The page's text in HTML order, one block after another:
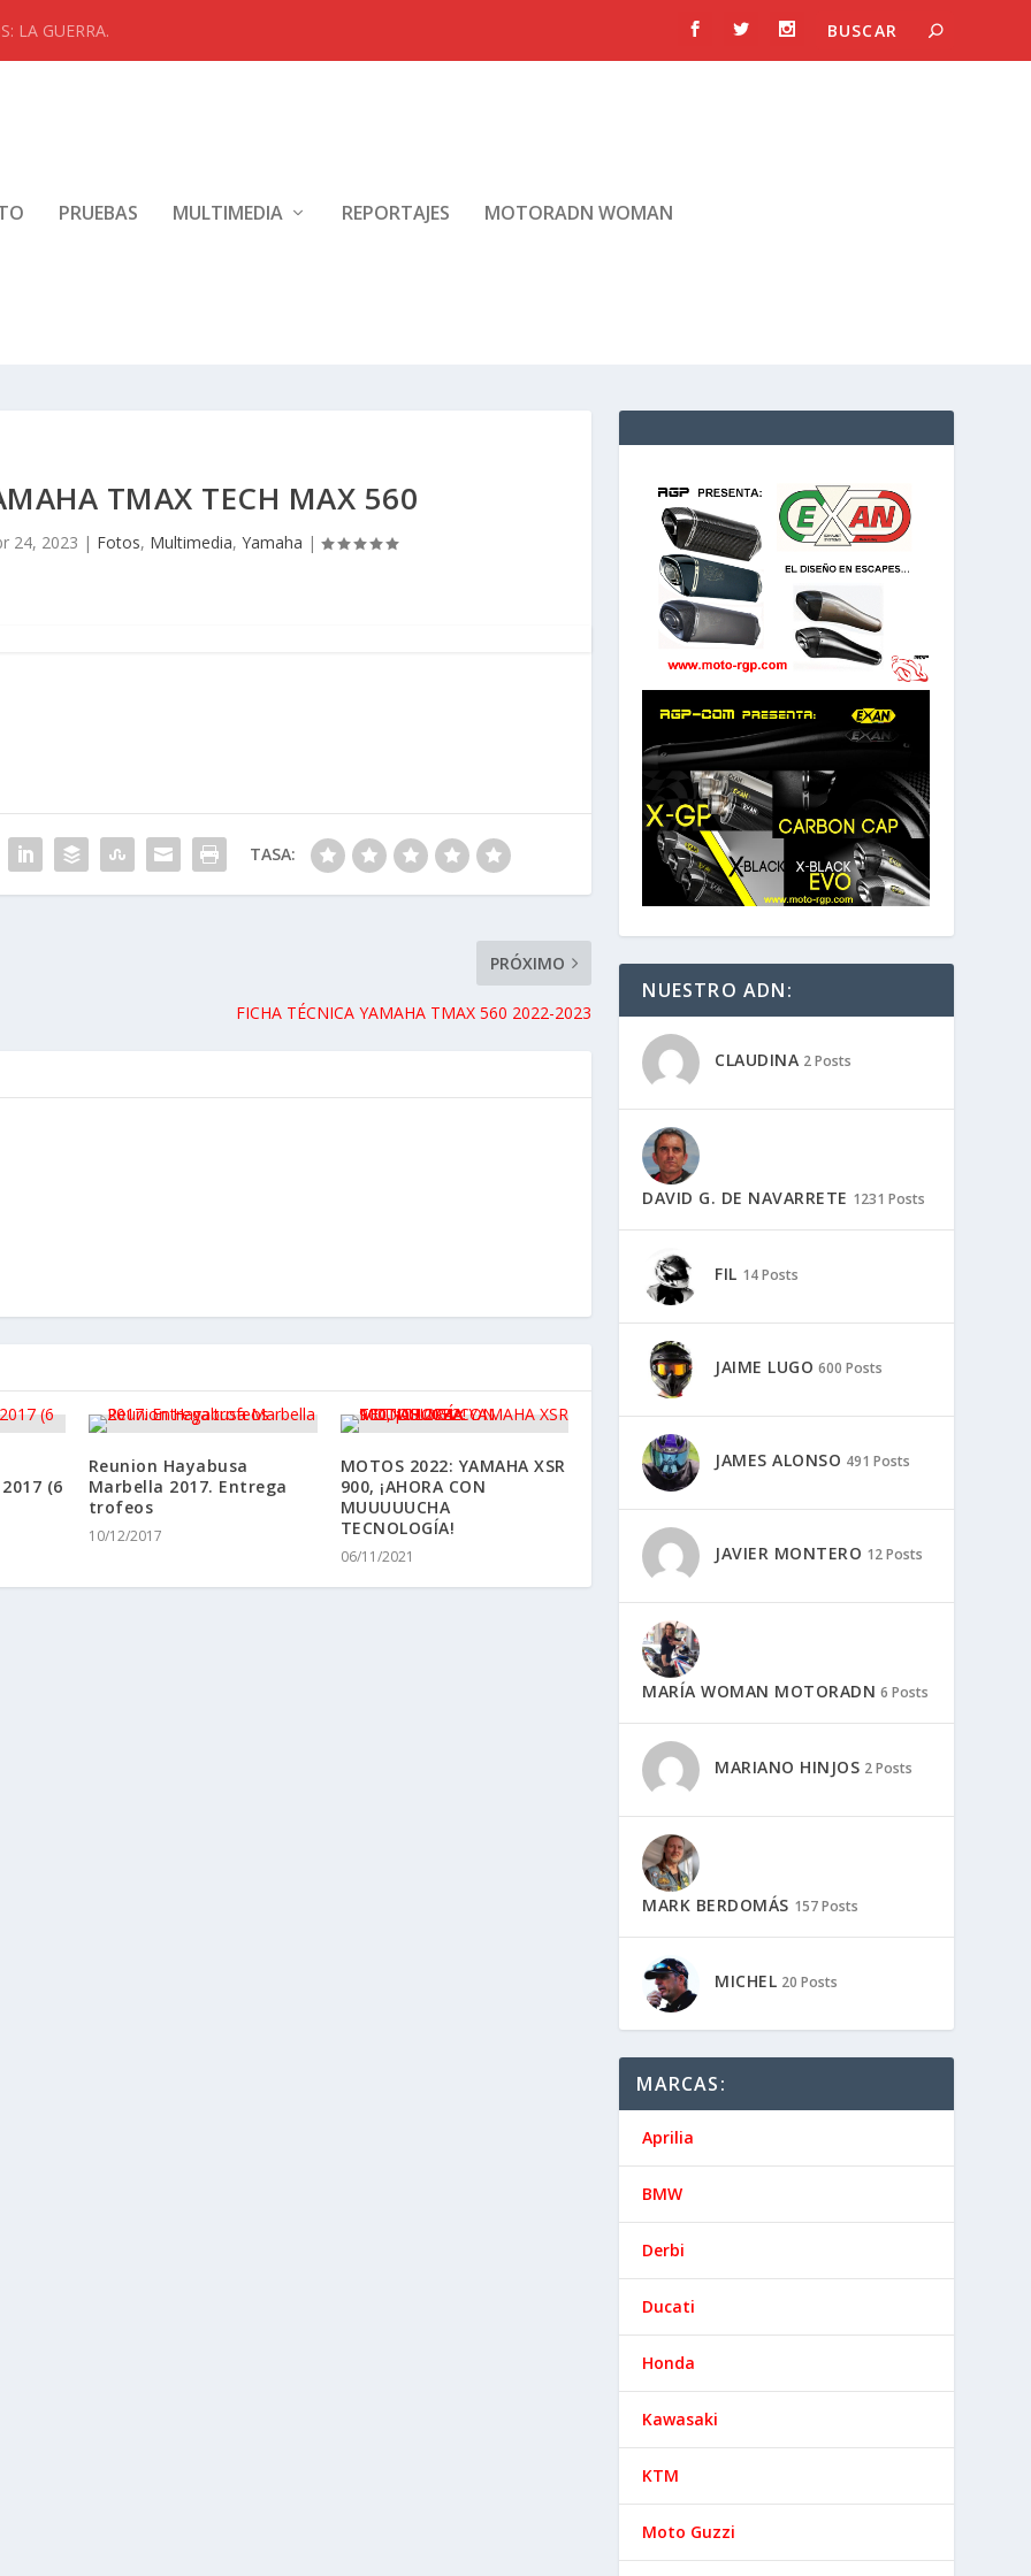
LA GUERRA.
PRUEBAS MULTIMEDIA REPORTAJES MOTORADN WOMAN
TMAX TECH MAX 560
24, 2023 | Fotos, Multimedia,Yamaha |
TASA:
PRÓXIMO
FICHA TÉCNICA YAMAHA TMAX 560 2022-2023
(6
Reunion Hayabusa
Marbella 2017. Entrega
trofeos
10/12/2017
MOTOS 2022: YAMAHA XSR
900, ¡AHORA CON
MUUUUUCHA
TECNOLOGÍA!
06/11/2021
NUESTRO ADN:
CLAUDINA 2 Posts
DAVID G. DE NAVARRETE 1231 Posts
FIL 14 Posts
JAIME LUGO 600 Posts
JAMES ALONSO 491 Posts
JAVIER MONTERO 12 Posts
MARÍA WOMAN MOTORADN 6 Posts
MARIANO HINJOS 2 Posts
MARK BERDOMÁS 157 Posts
MICHEL 20 Posts
MARCAS:
Aprilia
BMW
Derbi
Ducati
Honda
Kawasaki
KTM
Moto Guzzi